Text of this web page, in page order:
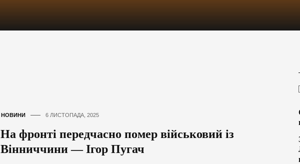
НОВИНИ 6 ЛИСТОПАДА, 2025
На фронті передчасно помер військовий із
Вінниччини — Ігор Пугач